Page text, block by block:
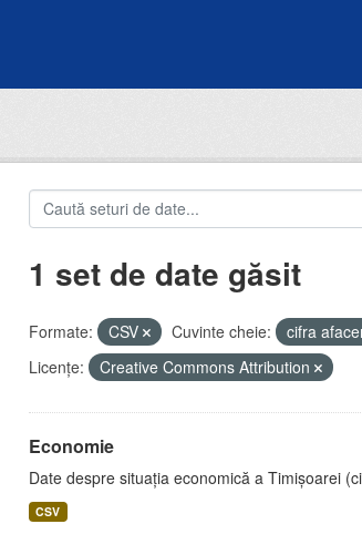
1 set de date găsit
Formate: CSV Cuvinte cheie: cifra
Licenţe:
Creative Commons Attribution
Economie
Date despre situația economică a Timișoarei
CSV